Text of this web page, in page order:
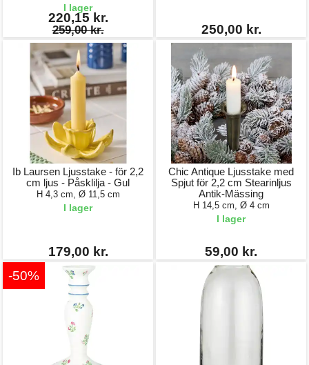
I lager
220,15 kr.
259,00 kr. 250,00 kr.
Ib Laursen Ljusstake - för 2,2
cm ljus - Påsklilja - Gul
H 4,3 cm, Ø 11,5 cm
I lager
179,00 kr.
Chic Antique Ljusstake med
Spjut för 2,2 cm Stearinljus
Antik-Mässing
H 14,5 cm, Ø 4 cm
I lager
59,00 kr.
-50%